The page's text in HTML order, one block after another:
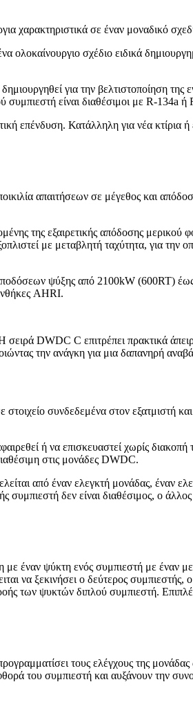
χαρακτηριστικά σε έναν μοναδικό
σχέδιο ειδικά
για την βελτιστοποίηση της
είναι διαθέσιμοι με R-
επένδυση. Κατάλληλη για νέα
απαιτήσεων σε μέγεθος και
της εξαιρετικής απόδοσης μερικού
με μεταβλητή ταχύτητα, για την
ψύξης από 2100kW (600RT)
AHRI.
DWDC C επιτρέπει πρακτικά
την ανάγκη για μια δαπανηρή
συνδεδεμένα στον εξατμιστή
ή να επισκευαστεί χωρίς διακοπή
στις μονάδες DWDC.
από έναν ελεγκτή μονάδας, έναν
δεν είναι διαθέσιμος, ο
έναν ψύκτη ενός συμπιεστή με έναν
να ξεκινήσει ο δεύτερος συμπιεστής,
των ψυκτών διπλού συμπιεστή.
τους ελέγχους της
του συμπιεστή και αυξάνουν την